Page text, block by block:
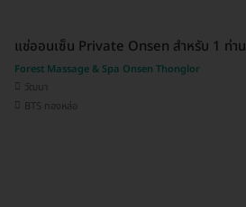
แช่ออนเซ็น Private Onsen สำหรับ 1 ท่าน
Forest Massage & Spa Onsen Thonglor
วัฒนา
BTS ทองหล่อ